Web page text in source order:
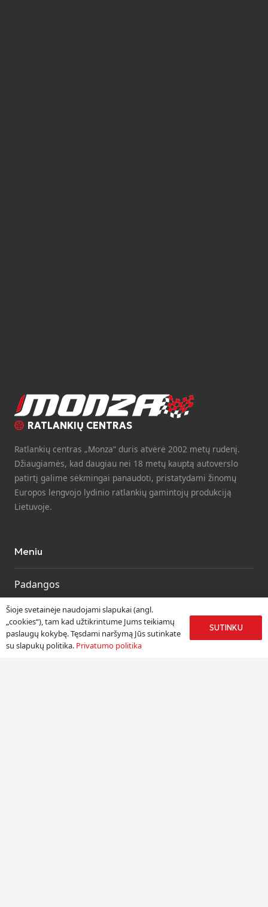
RATLANKIŲ CENTRAS
Ratlankių centras „Monza“ duris atvėrė 2002 metų rudenį.
Džiaugiamės, kad daugiau nei 18 metų kauptą autoverslo
patirtį galime sėkmingai panaudoti, pristatydami žinomų
Europos lengvojo lydinio ratlankių gamintojų produkciją
Lietuvoje.
Meniu
Padangos
Ratlankiai
Kitos prekės
Paslaugos
Šioje svetainėje naudojami slapukai (angl.
„cookies“), tam kad užtikrintume Jums teikiamų
paslaugų kokybę. Tęsdami naršymą Jūs sutinkate
su slapukų politika. Privatumo politika
SUTINKU